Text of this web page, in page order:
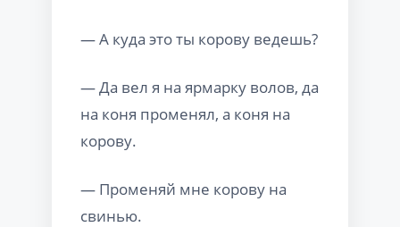
— А куда это ты корову ведешь?
— Да вел я на ярмарку волов, да
на коня променял, а коня на
корову.
— Променяй мне корову на
свинью.